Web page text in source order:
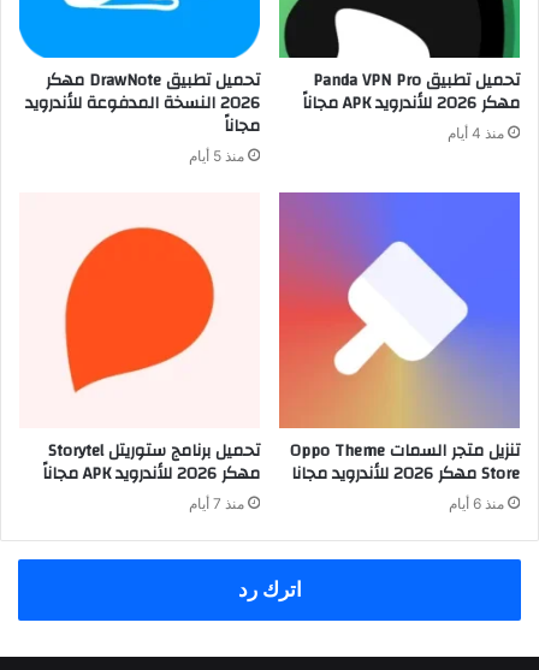
تحميل تطبيق Panda VPN Pro
مهكر 2026 للأندرويد APK مجاناً
منذ 4 أيام
تحميل تطبيق DrawNote مهكر
2026 النسخة المدفوعة للأندرويد
مجاناً
منذ 5 أيام
تنزيل متجر السمات Oppo Theme
Store مهكر 2026 للأندرويد مجانا
منذ 6 أيام
تحميل برنامج ستوريتل Storytel
مهكر 2026 للأندرويد APK مجاناً
منذ 7 أيام
اترك رد